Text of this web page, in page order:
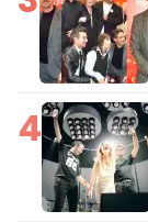
4